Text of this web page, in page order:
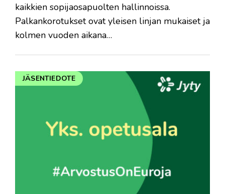
kaikkien sopijaosapuolten hallinnoissa.
Palkankorotukset ovat yleisen linjan mukaiset ja
kolmen vuoden aikana…
JÄSENTIEDOTE